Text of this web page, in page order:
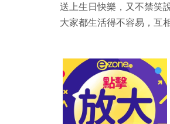
送上生日快樂，又不禁笑
大家都生活得不容易，互